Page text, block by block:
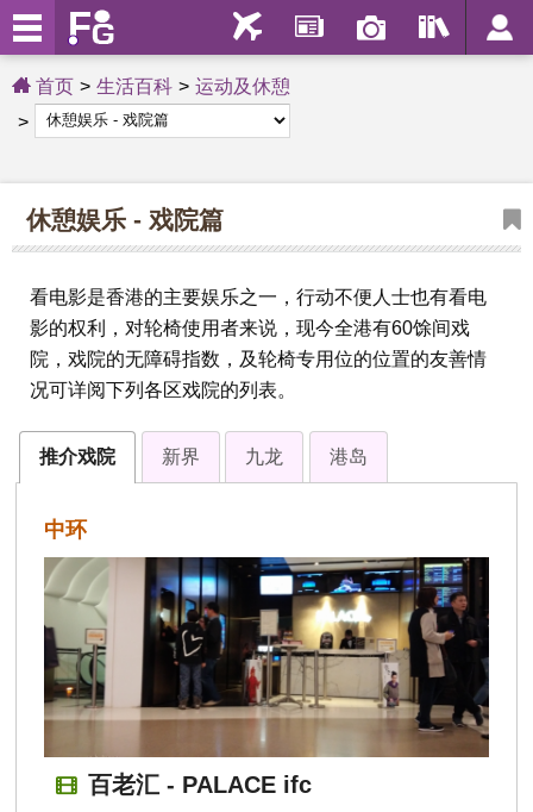
首页 生活百科 运动及休憩
休憩娱乐 - 戏院篇
看电影是香港的主要娱乐之一，行动不便人士也有看电
影的权利，对轮椅使用者来说，现今全港有60馀间戏
院，戏院的无障碍指数，及轮椅专用位的位置的友善情
况可详阅下列各区戏院的列表。
推介戏院 新界 九龙 港岛
中环
百老汇 - PALACE ifc